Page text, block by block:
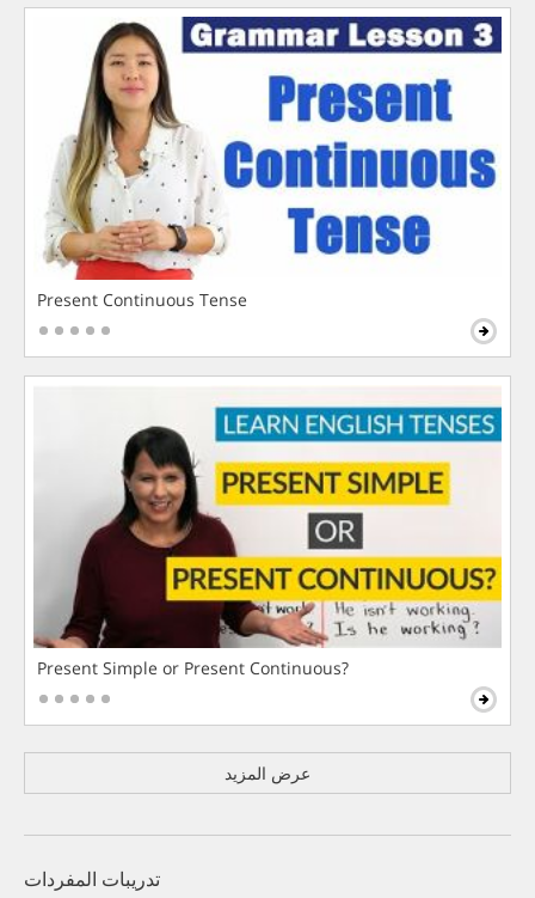
Present Continuous Tense
Present Simple or Present Continuous?
عرض المزيد
تدريبات المفردات